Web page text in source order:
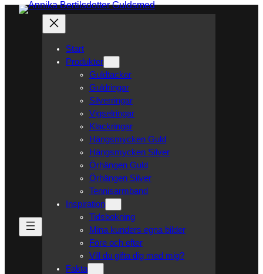
Hoppa
Start
Produkter
Guldtackor
Guldringar
Silverringar
Vigselringar
Klackringar
Hängsmycken Guld
Hängsmycken Silver
Örhängen Guld
Örhängen Silver
Tennisarmband
Inspiration
Tidsbokning
Mina kunders egna bilder
Före och efter
Vill du gifta dig med mig?
Fakta